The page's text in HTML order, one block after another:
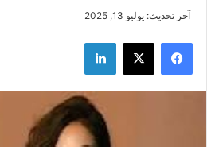
آخر تحديث: يوليو 13, 2025
فيسبوك ‫X لينكدإن